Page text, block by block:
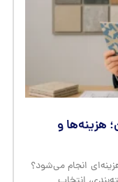
هزینه‌ها و
انجام می‌شود؟